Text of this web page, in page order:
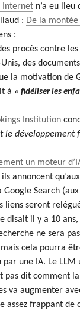
Internetn’a eu lieu
: De la
:
procès contre
des
la motivation de
à « fidéliser les
Institution
le développement
un moteur
annoncent
Search
liens seront
disait il y a 10 ans,
ne sera
cela pourra
par une IA. Le
pas dit comment
va augmenter
assez frappant de